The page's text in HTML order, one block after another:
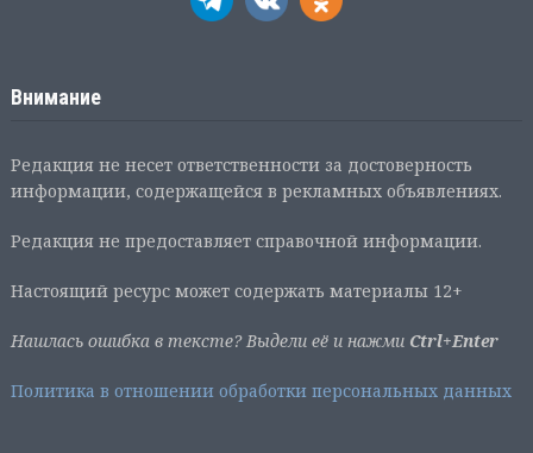
Внимание
Редакция не несет ответственности за достоверность
информации, содержащейся в рекламных объявлениях.
Редакция не предоставляет справочной информации.
Настоящий ресурс может содержать материалы 12+
Нашлась ошибка в тексте? Выдели её и нажми Ctrl+Enter
Политика в отношении обработки персональных данных